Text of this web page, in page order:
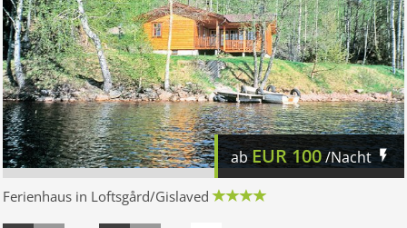
abEUR100/Nacht
Ferienhaus in Loftsgård/Gislaved